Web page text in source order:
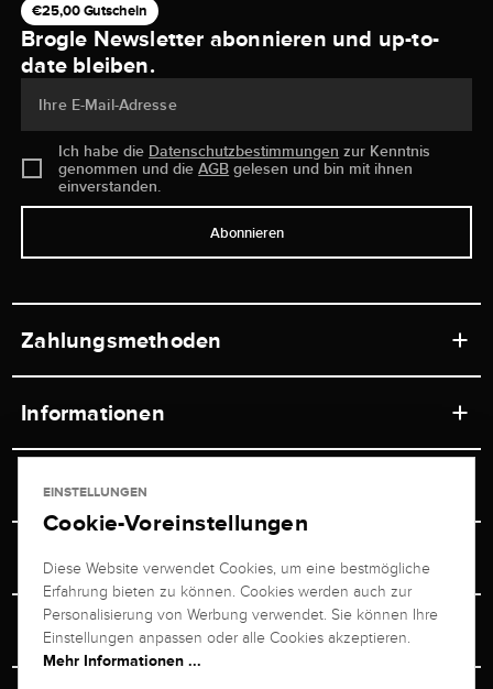
€25,00 Gutschein
Brogle Newsletter abonnieren und up-to-
date bleiben.
Ihre E-Mail-Adresse
Ich habe die Datenschutzbestimmungen zur Kenntnis
genommen und dieAGB gelesen und bin mit ihnen
einverstanden.
Abonnieren
Zahlungsmethoden
Informationen
Ladengeschäft
Versand & Zahlung
Ratgeber
Service
Newsletterabmeldung
Retouren-Service
Juwelier Brogle
Über uns
Unternehmen
Persönlicher Berater
EINSTELLUNGEN
Cookie-Voreinstellungen
Diese Website verwendet Cookies, um eine bestmögliche
Erfahrung bieten zu können. Cookies werden auch zur
Personalisierung von Werbung verwendet. Sie können Ihre
Einstellungen anpassen oder alle Cookies akzeptieren.
Mehr Informationen ...